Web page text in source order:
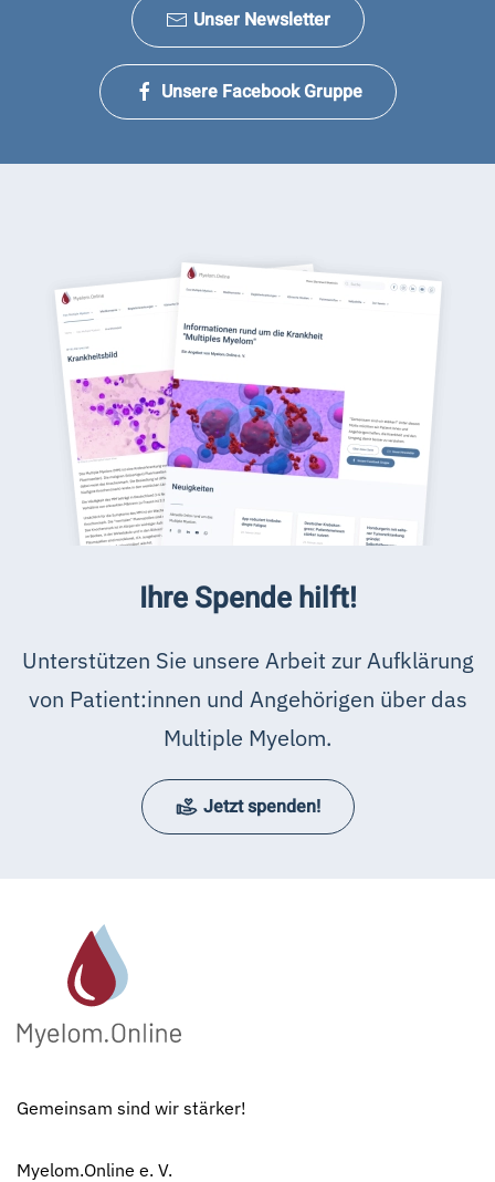
Unser Newsletter
Unsere Facebook Gruppe
Ihre Spende hilft!
Unterstützen Sie unsere Arbeit zur Aufklärung
von Patient:innen und Angehörigen über das
Multiple Myelom.
Jetzt spenden!
Gemeinsam sind wir stärker!
Myelom.Online e. V.